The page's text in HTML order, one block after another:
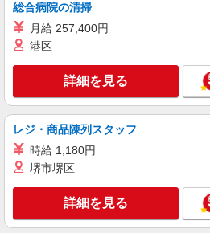
派遣社員
株式会社綜合キャリアオプション（
自動車のエンジン
時給1,600円〜
※時間外・深夜手当
愛知県名古屋市
キープ
派遣社員
株式会社テクノ・サービス/お仕事No/
通水検査
時給1200円 月収
総合病院の清掃
月給 257,400円
港区
詳細を見る
レジ・商品陳列スタッフ
時給 1,180円
堺市堺区
詳細を見る